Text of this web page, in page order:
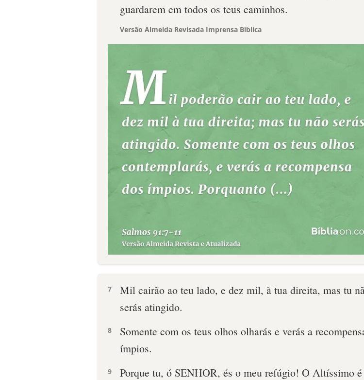
guardarem em todos os teus caminhos.
Versão Almeida Revisada Imprensa Bíblica
7
Mil cairão ao teu lado, e dez mil, à tua direita, mas tu
serás atingido.
8
Somente com os teus olhos olharás e verás a
ímpios.
9
Porque tu, ó SENHOR, és o meu refúgio! O Altíssimo